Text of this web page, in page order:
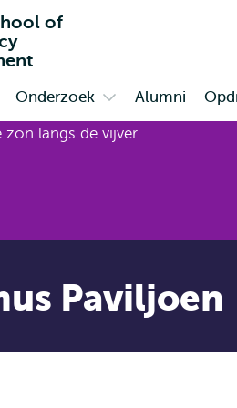
of
Onderzoek
submenu
Alumni
Paviljoen